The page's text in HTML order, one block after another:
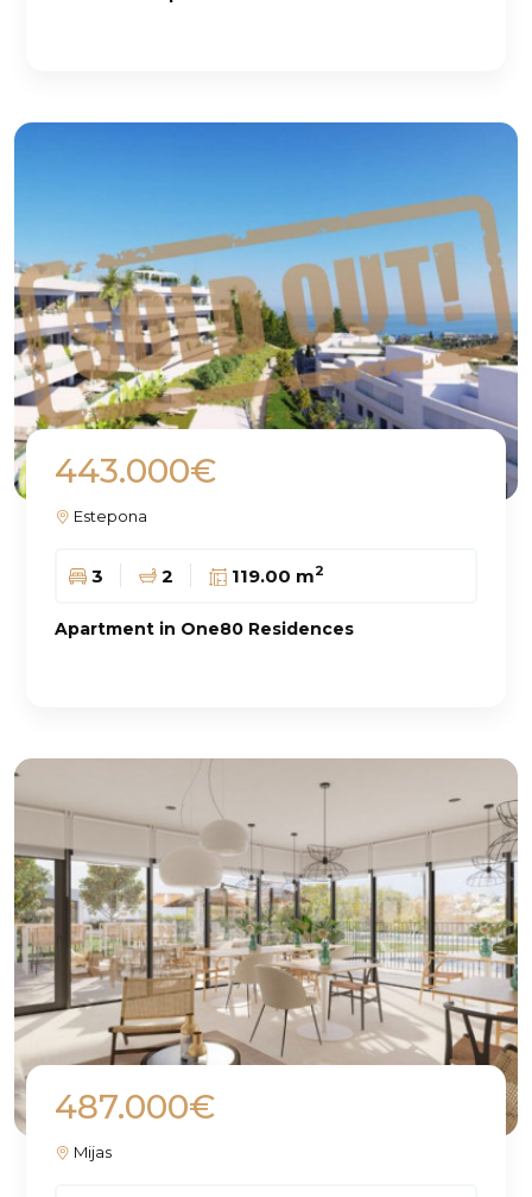
443.000€
Estepona
3 2 119.00 m2
Apartment in One80 Residences
487.000€
Mijas